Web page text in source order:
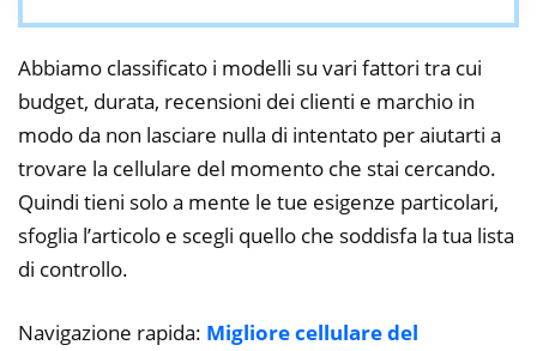
Abbiamo classificato i modelli su vari fattori tra cui
budget, durata, recensioni dei clienti e marchio in
modo da non lasciare nulla di intentato per aiutarti a
trovare la cellulare del momento che stai cercando.
Quindi tieni solo a mente le tue esigenze particolari,
sfoglia l’articolo e scegli quello che soddisfa la tua lista
di controllo.
Navigazione rapida: Migliore cellulare del